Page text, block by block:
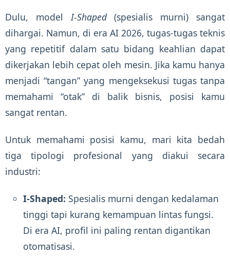
Dulu, modelI-Shaped(spesialis murni) sangat
dihargai. Namun, di era AI 2026, tugas-tugas teknis
yang repetitif dalam satu bidang keahlian dapat
dikerjakan lebih cepat oleh mesin. Jika kamu hanya
menjadi “tangan” yang mengeksekusi tugas tanpa
memahami “otak” di balik bisnis, posisi kamu
sangat rentan.
Untuk memahami posisi kamu, mari kita bedah
tiga tipologi profesional yang diakui secara
industri:
I-Shaped: Spesialis murni dengan kedalaman
tinggi tapi kurang kemampuan lintas fungsi.
Di era AI, profil ini paling rentan digantikan
otomatisasi.